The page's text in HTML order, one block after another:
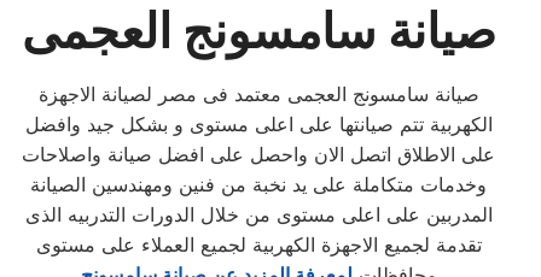
صيانة سامسونج العجمى
صيانة سامسونج العجمى معتمد فى مصر لصيانة الاجهزة
الكهربية تتم صيانتها على اعلى مستوى و بشكل جيد وافضل
على الاطلاق اتصل الان واحصل على افضل صيانة واصلاحات
وخدمات متكاملة على يد نخبة من فنين ومهندسين الصيانة
المدربين على اعلى مستوى من خلال الدورات التدربيه الذى
تقدمة لجميع الاجهزة الكهربية لجميع العملاء على مستوى